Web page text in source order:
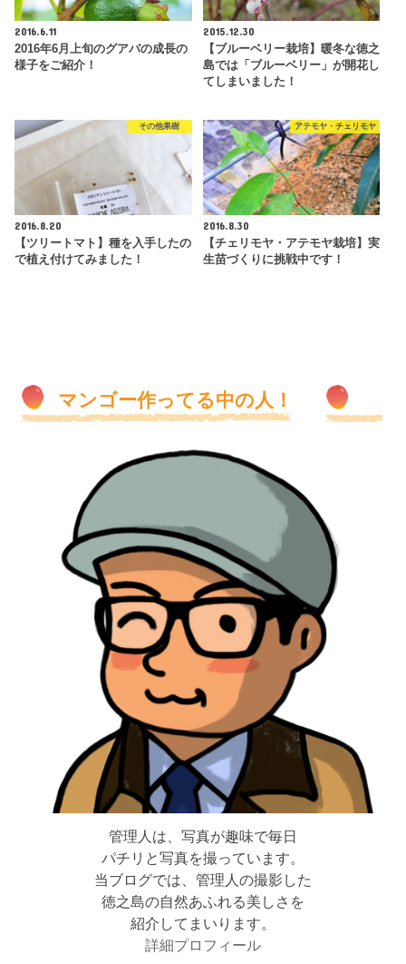
2016.6.11
2016年6月上旬のグアバの成長の
様子をご紹介！
2015.12.30
【ブルーベリー栽培】暖冬な徳之
島では「ブルーベリー」が開花し
てしまいました！
その他果樹
2016.8.20
【ツリートマト】種を入手したの
で植え付けてみました！
アテモヤ・チェリモヤ
2016.8.30
【チェリモヤ・アテモヤ栽培】実
生苗づくりに挑戦中です！
マンゴー作ってる中の人！
管理人は、写真が趣味で毎日
パチリと写真を撮っています。
当ブログでは、管理人の撮影した
徳之島の自然あふれる美しさを
紹介してまいります。
詳細プロフィール